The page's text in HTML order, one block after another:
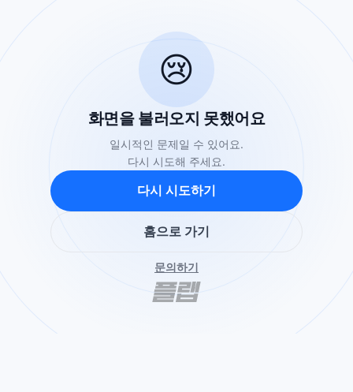
😢
화면을 불러오지 못했어요
일시적인 문제일 수 있어요.
다시 시도해 주세요.
다시 시도하기
홈으로 가기
문의하기